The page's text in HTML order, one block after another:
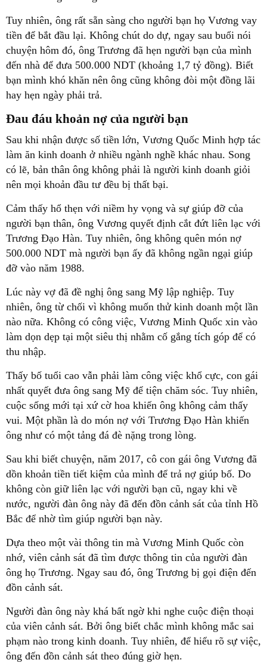
Tuy nhiên, ông rất sẵn sàng cho người bạn họ Vương vay
tiền để bắt đầu lại. Không chút do dự, ngay sau buổi nói
chuyện hôm đó, ông Trương đã hẹn người bạn của mình
đến nhà để đưa 500.000 NDT (khoảng 1,7 tỷ đồng). Biết
bạn mình khó khăn nên ông cũng không đòi một đồng lãi
hay hẹn ngày phải trả.
Đau đáu khoản nợ của người bạn
Sau khi nhận được số tiền lớn, Vương Quốc Minh hợp tác
làm ăn kinh doanh ở nhiều ngành nghề khác nhau. Song
có lẽ, bản thân ông không phải là người kinh doanh giỏi
nên mọi khoản đầu tư đều bị thất bại.
Cảm thấy hổ thẹn với niềm hy vọng và sự giúp đỡ của
người bạn thân, ông Vương quyết định cắt đứt liên lạc với
Trương Đạo Hàn. Tuy nhiên, ông không quên món nợ
500.000 NDT mà người bạn ấy đã không ngần ngại giúp
đỡ vào năm 1988.
Lúc này vợ đã đề nghị ông sang Mỹ lập nghiệp. Tuy
nhiên, ông từ chối vì không muốn thử kinh doanh một lần
nào nữa. Không có công việc, Vương Minh Quốc xin vào
làm dọn dẹp tại một siêu thị nhằm cố gắng tích góp để có
thu nhập.
Thấy bố tuổi cao vẫn phải làm công việc khổ cực, con gái
nhất quyết đưa ông sang Mỹ để tiện chăm sóc. Tuy nhiên,
cuộc sống mới tại xứ cờ hoa khiến ông không cảm thấy
vui. Một phần là do món nợ với Trương Đạo Hàn khiến
ông như có một tảng đá đè nặng trong lòng.
Sau khi biết chuyện, năm 2017, cô con gái ông Vương đã
dồn khoản tiền tiết kiệm của mình để trả nợ giúp bố. Do
không còn giữ liên lạc với người bạn cũ, ngay khi về
nước, người đàn ông này đã đến đồn cảnh sát của tỉnh Hồ
Bắc để nhờ tìm giúp người bạn này.
Dựa theo một vài thông tin mà Vương Minh Quốc còn
nhớ, viên cảnh sát đã tìm được thông tin của người đàn
ông họ Trương. Ngay sau đó, ông Trương bị gọi điện đến
đồn cảnh sát.
Người đàn ông này khá bất ngờ khi nghe cuộc điện thoại
của viên cảnh sát. Bởi ông biết chắc mình không mắc sai
phạm nào trong kinh doanh. Tuy nhiên, để hiểu rõ sự việc,
ông đến đồn cảnh sát theo đúng giờ hẹn.